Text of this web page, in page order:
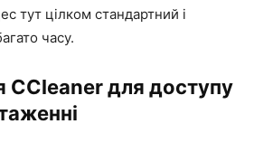
тут цілком стандартний і
часу.
CCleaner для доступу